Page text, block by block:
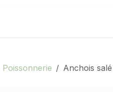
Poissonnerie Anchois salé